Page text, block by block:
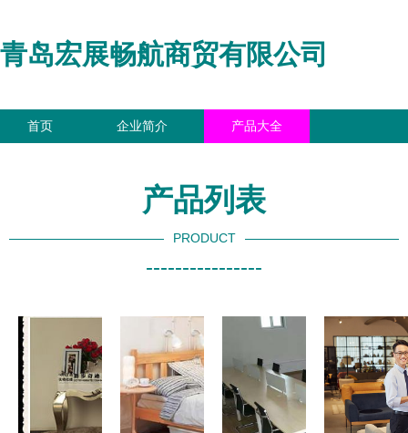
青岛宏展畅航商贸有限公司
首页 企业简介 产品大全
产品列表
PRODUCT
----------------